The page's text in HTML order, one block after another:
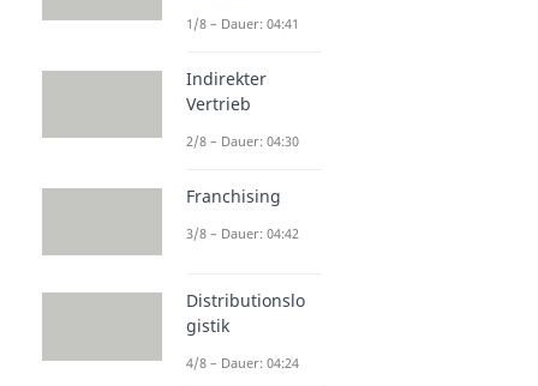
1/8 – Dauer: 04:41
Indirekter
Vertrieb
2/8 – Dauer: 04:30
Franchising
3/8 – Dauer: 04:42
Distributionslo
gistik
4/8 – Dauer: 04:24